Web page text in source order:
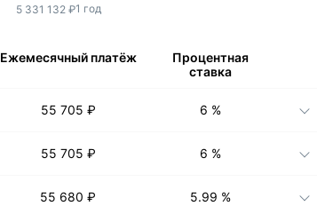
5 331 132 ₽1 год
Ежемесячный платёж
Процентная
ставка
55 705 ₽ 6 %
55 705 ₽ 6 %
55 680 ₽ 5.99 %